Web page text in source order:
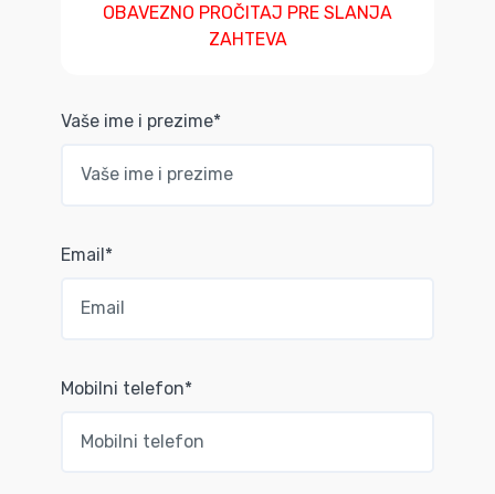
OBAVEZNO PROČITAJ PRE SLANJA
ZAHTEVA
Vaše ime i prezime*
Email*
Mobilni telefon*